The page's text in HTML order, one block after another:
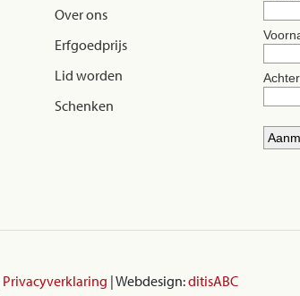
Over ons
Erfgoedprijs
Lid worden
Schenken
Privacyverklaring | Webdesign:ditisABC